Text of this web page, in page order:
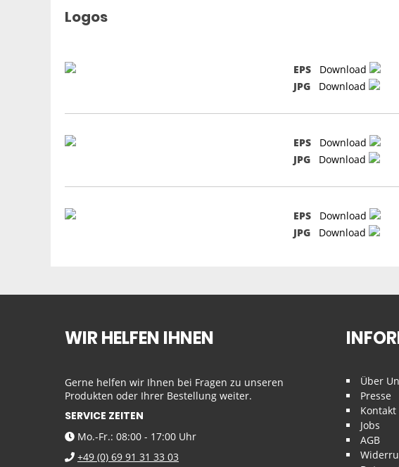
Logos
EPS
Download
JPG
Download
EPS
Download
JPG
Download
EPS
Download
JPG
Download
WIR HELFEN IHNEN
Gerne helfen wir Ihnen bei Fragen zu unseren
Produkten oder Ihrer Bestellung weiter.
SERVICE ZEITEN
Mo.-Fr.: 08:00 - 17:00 Uhr
+49 (0) 69 91 31 33 03
Über
Presse
Kontakt
Jobs
AGB